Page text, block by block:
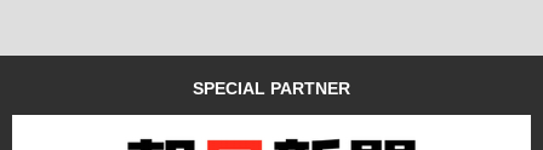
SPECIAL PARTNER